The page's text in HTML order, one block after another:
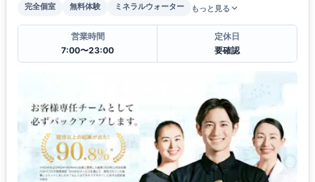
完全個室
無料体験 ミネラルウォーター もっと見る
営業時間
7:00〜23:00
定休日
要確認